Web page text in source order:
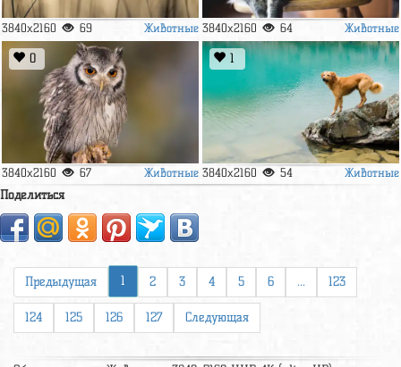
3840x2160 69 Животные 3840x2160 64 Животные
0
3840x2160 67 Животные
1
3840x2160 54 Животные
Поделиться
Предыдущая 1 2 3 4 5 6 ... 123
124 125 126 127 Следующая